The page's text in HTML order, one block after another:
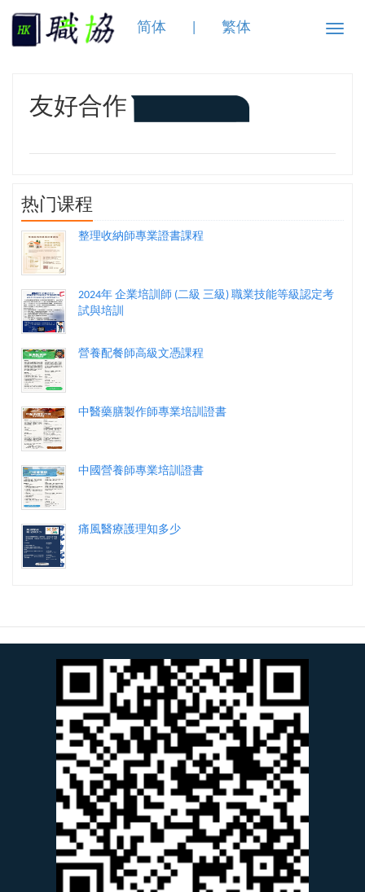
Toggle
简体 繁体
友好合作
热门课程
整理收納師專業證書課程
2024年 企業培訓師 (二級 三級) 職業技能等級認定考
試與培訓
營養配餐師高級文憑課程
中醫藥膳製作師專業培訓證書
中國營養師專業培訓證書
痛風醫療護理知多少